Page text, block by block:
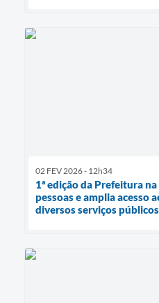
02 FEV 2026 - 12h34
1ª edição da Prefeitura
pessoas e amplia acesso
diversos serviços